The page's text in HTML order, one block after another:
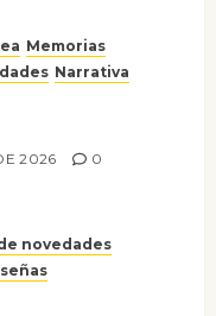
Memorias
Narrativa
2026 0
novedades